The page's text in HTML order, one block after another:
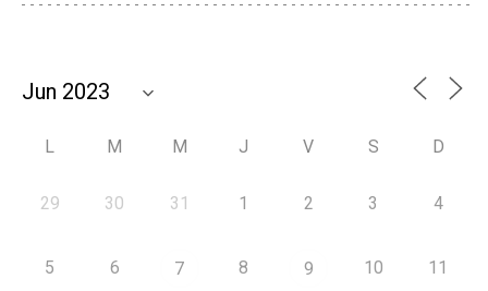
L M M J V S D
29 30 31 1 2 3 4
5 6 7 8 9 10 11